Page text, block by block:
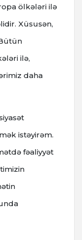
ölkələri ilə
Xüsusən,
ilə,
daha
istəyirəm.
fəaliyyət